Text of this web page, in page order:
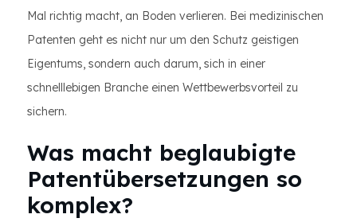
Mal richtig macht, an Boden verlieren. Bei medizinischen
Patenten geht es nicht nur um den Schutz geistigen
Eigentums, sondern auch darum, sich in einer
schnelllebigen Branche einen Wettbewerbsvorteil zu
sichern.
Was macht beglaubigte
Patentübersetzungen so
komplex?